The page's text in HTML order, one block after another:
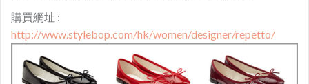
購買網址 :
http://www.stylebop.com/hk/women/designer/repetto/